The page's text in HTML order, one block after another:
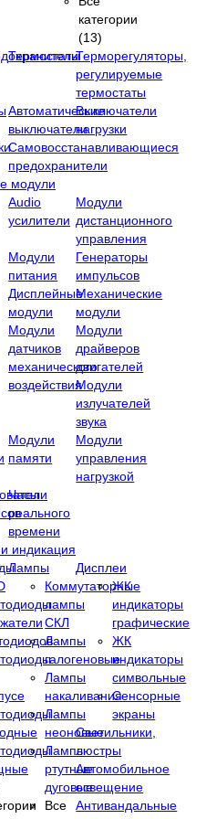
категории
(13)
ТермостатыТерморегуляторы,
регулируемые
термостаты
Автоматические
выключатели
Выключатели
нагрузки
Самовосстанавливающиеся
предохранители
модули
Audio
усилители
Модули
дистанционного
управления
Модули
питания
Генераторы
импульсов
Дисплейные
модули
Механические
модули
Модули
датчиков
механического
воздействия
Модули
драйверов
двигателей
Модули
излучателей
звука
Модули
памяти
Модули
управления
нагрузкой
Часы
реального
времени
индикация
Лампы
Коммутаторные
лампы
СКЛ
Лампы
галогеновые
Лампы
накаливания
Лампы
неоновые
Лампы
ртутные
дуговые
Все
Дисплеи
ЖК
индикаторы
графические
ЖК
индикаторы
символьные
Сенсорные
экраны
Cветильники,
люстры
Автомобильное
освещение
Антивандальные